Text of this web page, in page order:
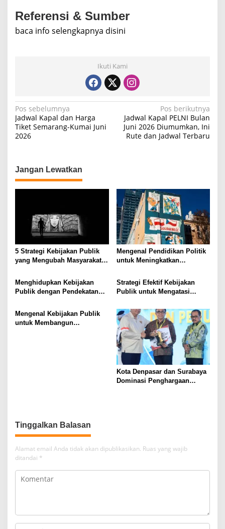
Referensi & Sumber
baca info selengkapnya disini
Ikuti Kami
N
a
v
g
a
s
Pos sebelumnya
Jadwal Kapal dan Harga
Tiket Semarang-Kumai Juni
2026
Pos berikutnya
Jadwal Kapal PELNI Bulan
Juni 2026 Diumumkan, Ini
Rute dan Jadwal Terbaru
Jangan Lewatkan
5 Strategi Kebijakan Publik
yang Mengubah Masyarakat
Mengenal Pendidikan Politik
untuk Meningkatkan
Menghidupkan Kebijakan
Publik dengan Pendekatan
Strategi Efektif Kebijakan
Publik untuk Mengatasi
Terpencil
Mengenal Kebijakan Publik
untuk Membangun
Kota Denpasar dan Surabaya
Dominasi Penghargaan
Tinggalkan Balasan
Alamat email Anda tidak akan dipublikasikan. Ruas yang wajib
ditandai *